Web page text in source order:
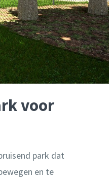
voor
park dat
en te